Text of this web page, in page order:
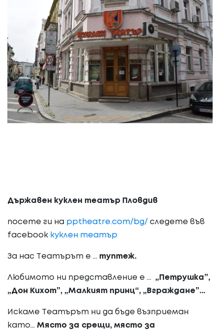
Държавен куклен театър Пловдив
посете ги на pptheatre.com/bg/следете във
facebook куклен театър
За нас Театърът е ... туптеж.
Любимото ни представление е ... „Петрушка”,
„Дон Кихот”, „Малкият принц“, „Вграждане”...
Искаме Театърът ни да бъде възприеман
като...Място за срещи, място за